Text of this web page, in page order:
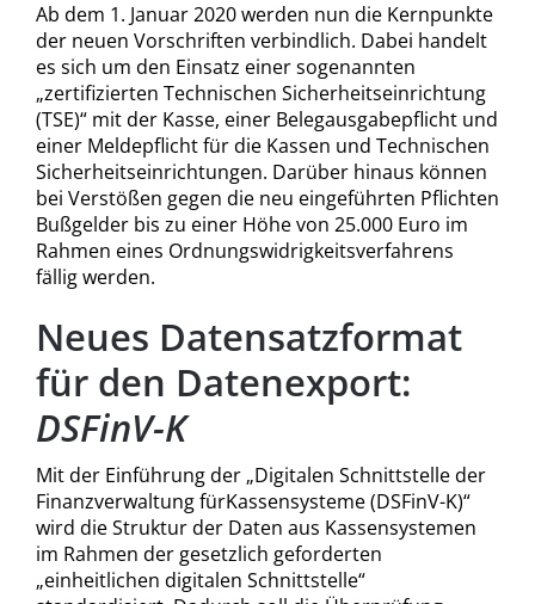
Ab dem 1. Januar 2020 werden nun die Kernpunkte
der neuen Vorschriften verbindlich. Dabei handelt
es sich um den Einsatz einer sogenannten
„zertifizierten Technischen Sicherheitseinrichtung
(TSE)“ mit der Kasse, einer Belegausgabepflicht und
einer Meldepflicht für die Kassen und Technischen
Sicherheitseinrichtungen. Darüber hinaus können
bei Verstößen gegen die neu eingeführten Pflichten
Bußgelder bis zu einer Höhe von 25.000 Euro im
Rahmen eines Ordnungswidrigkeitsverfahrens
fällig werden.
Neues Datensatzformat
für den Datenexport:
DSFinV-K
Mit der Einführung der „Digitalen Schnittstelle der
Finanzverwaltung fürKassensysteme (DSFinV-K)“
wird die Struktur der Daten aus Kassensystemen
im Rahmen der gesetzlich geforderten
„einheitlichen digitalen Schnittstelle“